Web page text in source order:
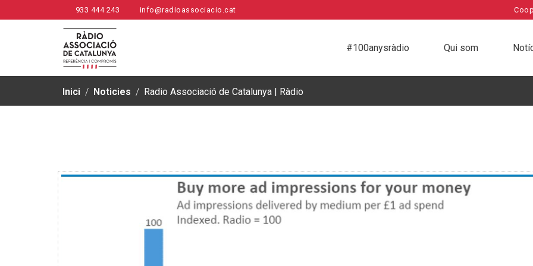
933 444 243 info@radioassociacio.cat
#100anysràdio Qui som
Inici / Noticies / Radio Associació de Catalunya | Ràdio